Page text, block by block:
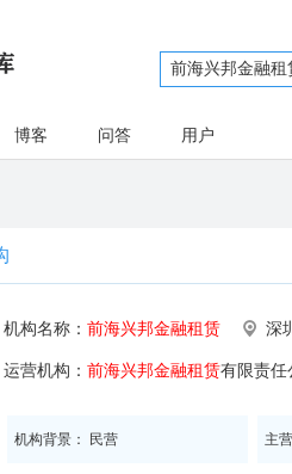
博客 问答 用户
机构名称： 前海兴邦金融租赁 深
运营机构： 前海兴邦金融租赁有限责任
机构背景： 民营 主